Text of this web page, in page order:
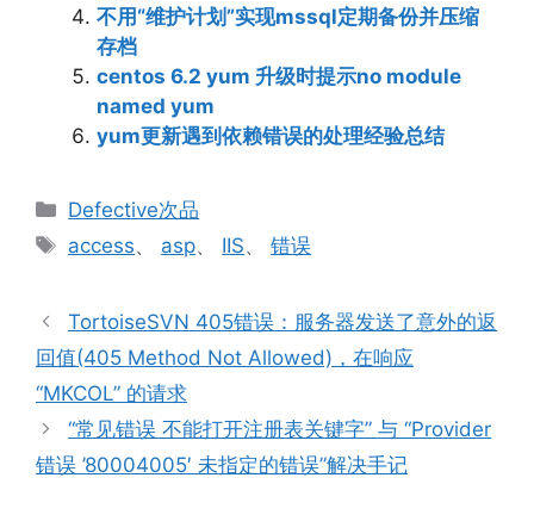
不用“维护计划”实现mssql定期备份并压缩
存档
centos 6.2 yum 升级时提示no module
named yum
yum更新遇到依赖错误的处理经验总结
分
Defective次品
标
access、 asp、 IIS、错误
TortoiseSVN 405错误：服务器发送了意外的返
回值(405 Method Not Allowed)，在响应
“MKCOL” 的请求
“常见错误 不能打开注册表关键字” 与 “Provider
错误 ’80004005′ 未指定的错误”解决手记